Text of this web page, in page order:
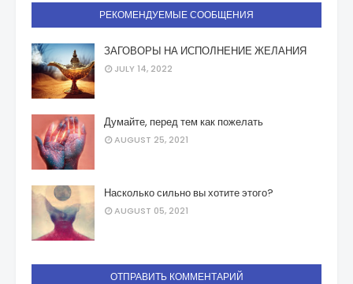
РЕКОМЕНДУЕМЫЕ СООБЩЕНИЯ
ЗАГОВОРЫ НА ИСПОЛНЕНИЕ ЖЕЛАНИЯ
JULY 14, 2022
Думайте, перед тем как пожелать
AUGUST 25, 2021
Насколько сильно вы хотите этого?
AUGUST 05, 2021
ОТПРАВИТЬ КОММЕНТАРИЙ